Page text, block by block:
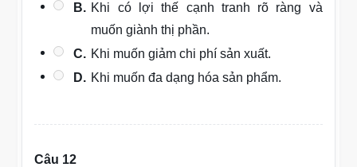
B. Khi có lợi thế cạnh tranh rõ ràng và
muốn giành thị phần.
C. Khi muốn giảm chi phí sản xuất.
D. Khi muốn đa dạng hóa sản phẩm.
Câu 12